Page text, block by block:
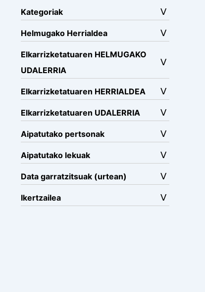
Kategoriak
Helmugako Herrialdea
Elkarrizketatuaren HELMUGAKO
UDALERRIA
Elkarrizketatuaren HERRIALDEA
Elkarrizketatuaren UDALERRIA
Aipatutako pertsonak
Aipatutako lekuak
Data garratzitsuak (urtean)
Ikertzailea